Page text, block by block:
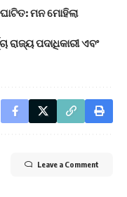
ମନ ମୋହିଲା
ରାଜ୍ୟ ପଦାଧିକାରୀ ଏବଂ
Leave a Comment